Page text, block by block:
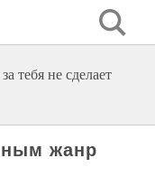
тебя не сделает
жанр